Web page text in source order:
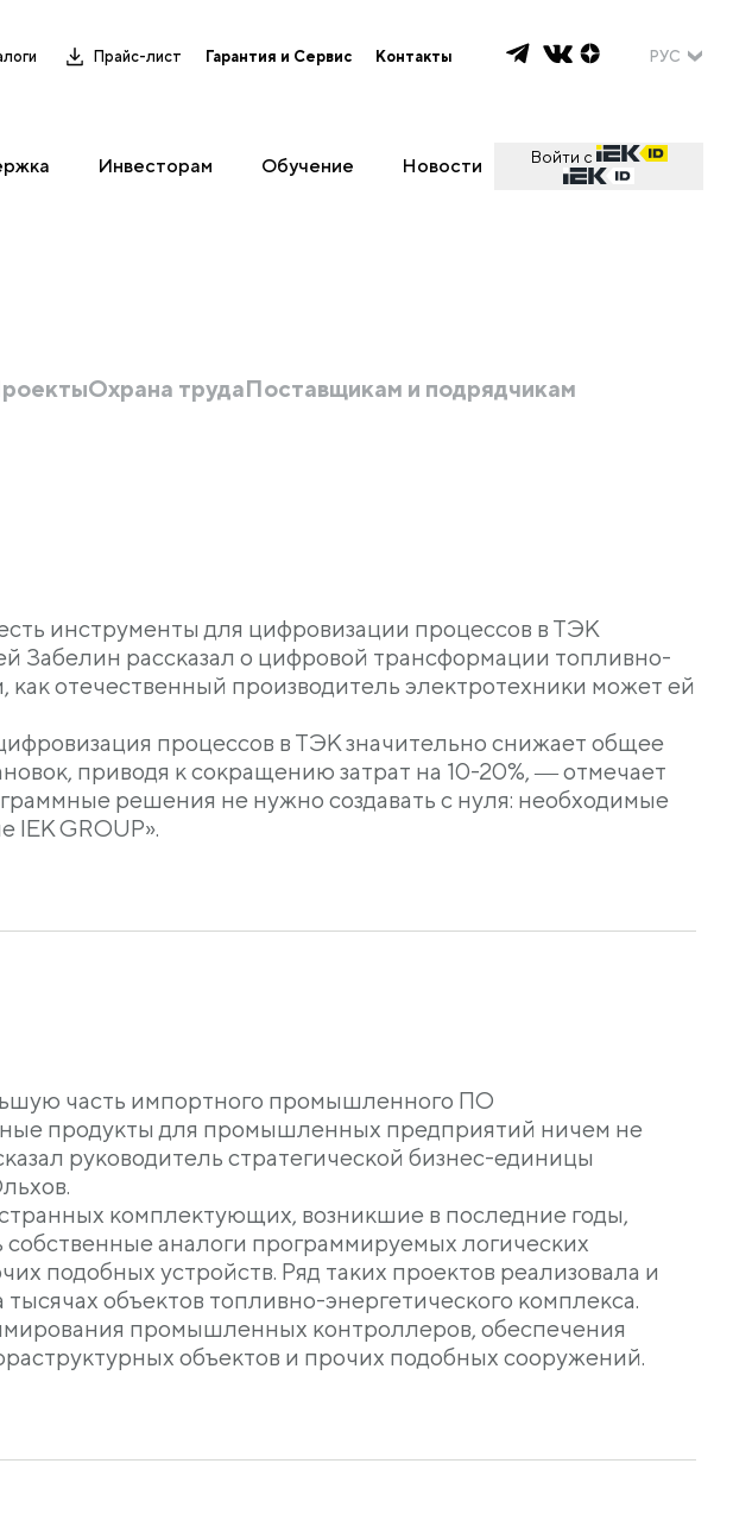
Прайс-лист Гарантия и Сервис Контакты РУС
Инвесторам Обучение Новости Войти с
Охрана трудаПоставщикам и подрядчикам
инструменты для цифровизации процессов в ТЭК
Забелин рассказал о цифровой трансформации топливно-
как отечественный производитель электротехники может ей
процессов в ТЭК значительно снижает общее
приводя к сокращению затрат на 10-20%, ― отмечает
решения не нужно создавать с нуля: необходимые
IEK GROUP».
часть импортного промышленного ПО
продукты для промышленных предприятий ничем не
руководитель стратегической бизнес-единицы
комплектующих, возникшие в последние годы,
собственные аналоги программируемых логических
подобных устройств. Ряд таких проектов реализовала и
объектов топливно-энергетического комплекса.
промышленных контроллеров, обеспечения
объектов и прочих подобных сооружений.